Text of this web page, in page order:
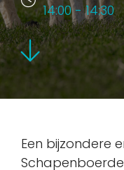
14:00 - 14:30
Een bijzondere